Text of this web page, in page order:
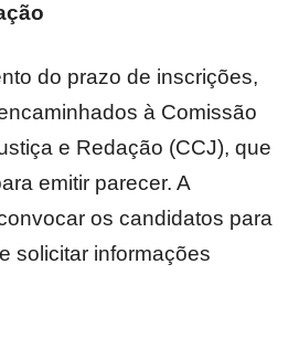
do prazo de inscrições,
à Comissão
e Redação (CCJ), que
emitir parecer. A
os candidatos para
solicitar informações